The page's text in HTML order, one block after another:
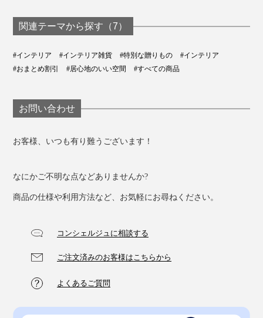
高品質で知られるインドネシア・ジャワ島産の「バニ
濃厚な甘さが特徴の「バニラ」ですが、
り、複雑な奥深さが感じられます。
シングルのアロマとしては日本ではあまりなじみがあり
せる香りとして、寝室におすすめ。
実際に枕元で香らせてみましたが、お母さんにトントン
の幸せで満たされる感覚、一度経験したらやめられなく
なると思います。
関連テーマから探す（7）
#インテリア #インテリア雑貨 #特別な贈りもの
#インテリア
#おまとめ割引
#居心地のいい空間 #すべての商品
お問い合わせ
お客様、いつも有り難うございます！
なにかご不明な点などありませんか?
商品の仕様や利用方法など、お気軽にお尋ねください。
コンシェルジュに相談する
ご注文済みのお客様はこちらから
よくあるご質問